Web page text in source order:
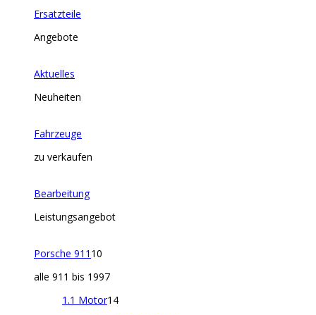
Ersatzteile
Angebote
Aktuelles
Neuheiten
Fahrzeuge
zu verkaufen
Bearbeitung
Leistungsangebot
Porsche 911 10
alle 911 bis 1997
1.1 Motor14